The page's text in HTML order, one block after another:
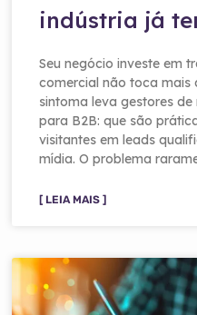
indústria já
Seu negócio investe em
comercial não toca mais
sintoma leva gestores
para B2B: que são
visitantes em leads
mídia. O problema
[ LEIA MAIS ]